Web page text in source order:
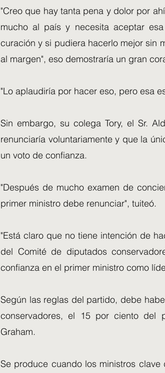
"Creo que hay tanta pena y dolor por
mucho al país y necesita aceptar
curación y si pudiera hacerlo mejor sin
al margen", eso demostraría un gran
"Lo aplaudiría por hacer eso, pero esa
Sin embargo, su colega Tory, el Sr.
renunciaría voluntariamente y que la
un voto de confianza.
"Después de mucho examen de
primer ministro debe renunciar", tuiteó.
"Está claro que no tiene intención de
del Comité de diputados
confianza en el primer ministro como
Según las reglas del partido, debe
conservadores, el 15 por ciento del
Graham.
Se produce cuando los ministros